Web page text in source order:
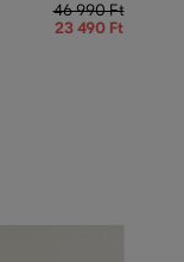
46 990 Ft
23 490 Ft